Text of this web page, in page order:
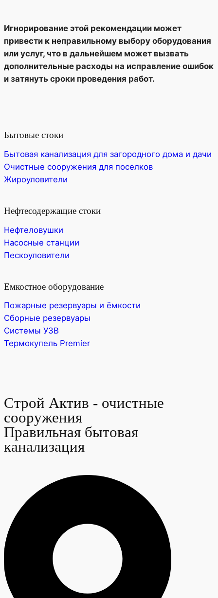
Игнорирование этой рекомендации может
привести к неправильному выбору оборудования
или услуг, что в дальнейшем может вызвать
дополнительные расходы на исправление ошибок
и затянуть сроки проведения работ.
Бытовые стоки
Бытовая канализация для загородного дома и дачи
Очистные сооружения для поселков
Жироуловители
Нефтесодержащие стоки
Нефтеловушки
Насосные станции
Пескоуловители
Емкостное оборудование
Пожарные резервуары и ёмкости
Сборные резервуары
Системы УЗВ
Термокупель Premier
Строй Актив - очистные
сооружения
Правильная бытовая
канализация